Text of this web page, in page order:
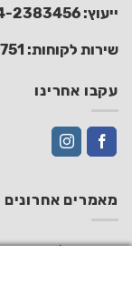
ייעוץ: 2383456
שירות לקוחות:
עקבו אחרינו
מאמרים אחרונים
אוזניות בלוטוס